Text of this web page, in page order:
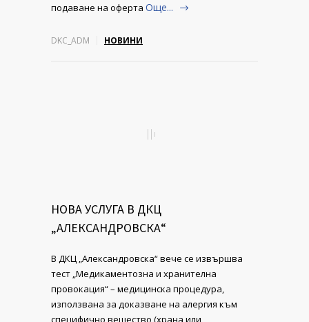
подаване на оферта Още...
DKC_ADM НОВИНИ
НОВА УСЛУГА В ДКЦ
„АЛЕКСАНДРОВСКА“
В ДКЦ „Александровска“ вече се извършва
тест „Медикаментозна и хранителна
провокация“ – медицинска процедура,
използвана за доказване на алергия към
специфично вещество (храна или